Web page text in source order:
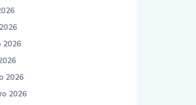
2026
2026
2026